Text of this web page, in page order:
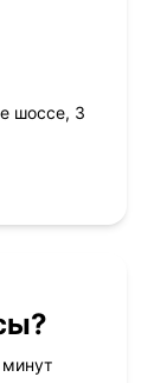
шоссе, 3